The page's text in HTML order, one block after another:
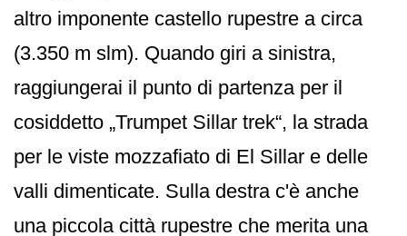
altro imponente castello rupestre a circa
(3.350 m slm). Quando giri a sinistra,
raggiungerai il punto di partenza per il
cosiddetto „Trumpet Sillar trek“, la strada
per le viste mozzafiato di El Sillar e delle
valli dimenticate. Sulla destra c'è anche
una piccola città rupestre che merita una